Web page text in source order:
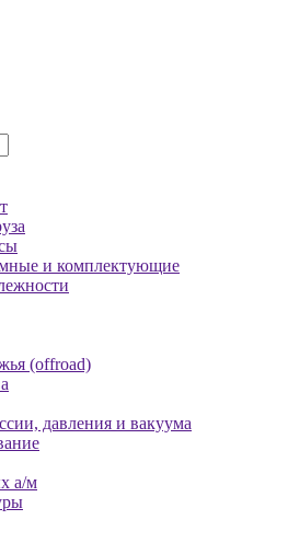
и комплектующие
(offroad)
давления и вакуума
а/м